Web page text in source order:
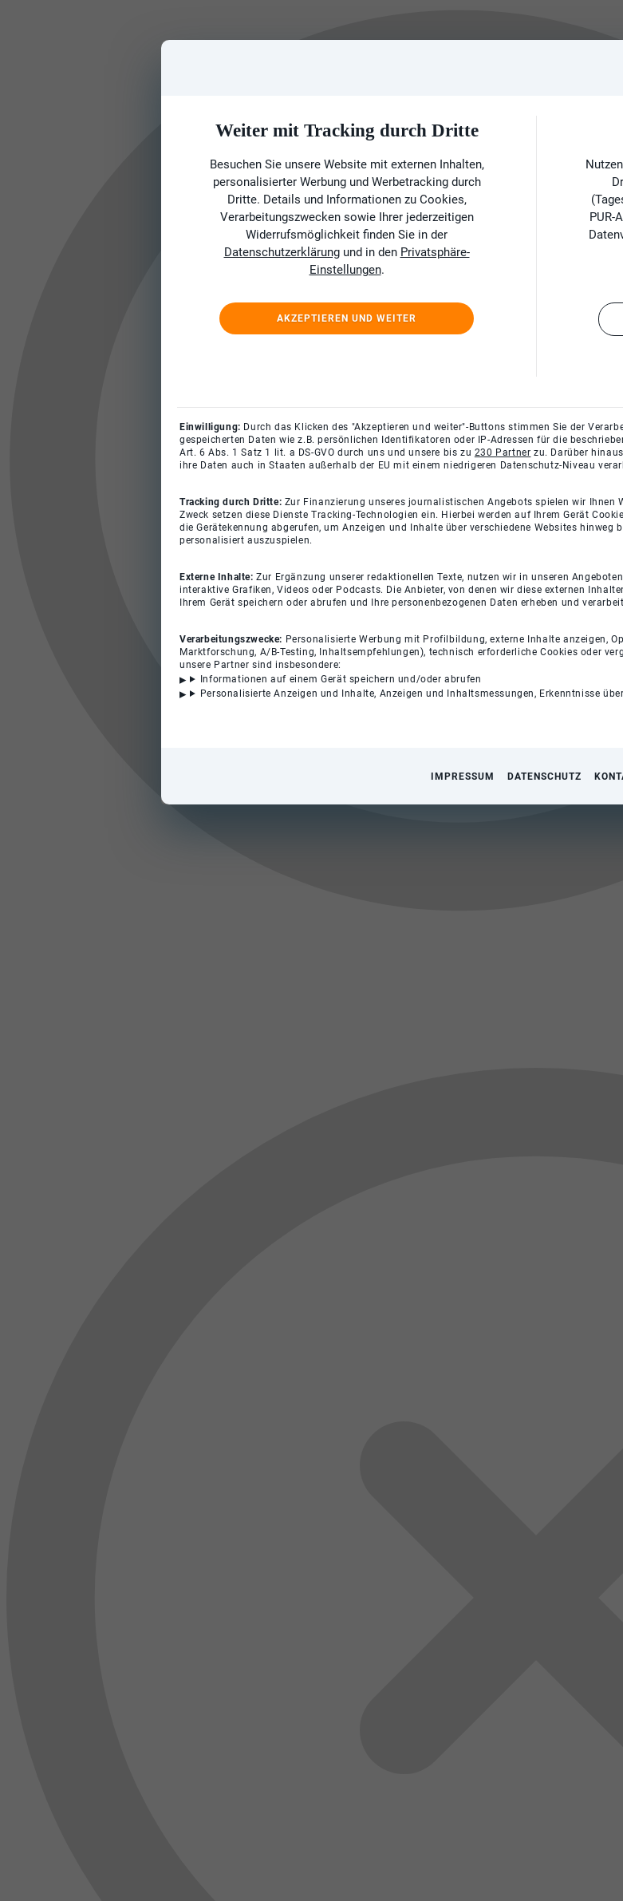
Weiter mit Tracking durch Dritte
Besuchen Sie unsere Website mit externen Inhalten,
personalisierter Werbung und Werbetracking durch
Dritte. Details und Informationen zu Cookies,
Verarbeitungszwecken sowie Ihrer jederzeitigen
Widerrufsmöglichkeit finden Sie in der
Datenschutzerklärungund in den Privatsphäre-
Einstellungen.
AKZEPTIEREN UND WEITER
PUR-
Einwilligung: Durch das Klicken des "Akzeptieren und weiter"-Buttons stimmen Sie der
gespeicherten Daten wie z.B. persönlichen Identifikatoren oder IP-Adressen für die
Art. 6 Abs. 1 Satz 1 lit. a DS-GVO durch uns und unsere bis zu 230 Partner zu. Darüber
ihre Daten auch in Staaten außerhalb der EU mit einem niedrigeren Datenschutz-Niveau
Tracking durch Dritte: Zur Finanzierung unseres journalistischen Angebots spielen wir Ihnen
Zweck setzen diese Dienste Tracking-Technologien ein. Hierbei werden auf Ihrem Gerät
die Gerätekennung abgerufen, um Anzeigen und Inhalte über verschiedene Websites
personalisiert auszuspielen.
Externe Inhalte:Zur Ergänzung unserer redaktionellen Texte, nutzen wir in unseren
interaktive Grafiken, Videos oder Podcasts. Die Anbieter, von denen wir diese externen
Ihrem Gerät speichern oder abrufen und Ihre personenbezogenen Daten erheben und
Verarbeitungszwecke: Personalisierte Werbung mit Profilbildung, externe Inhalte anzeigen,
Marktforschung, A/B-Testing, Inhaltsempfehlungen), technisch erforderliche Cookies oder
unsere Partner sind insbesondere:
Informationen auf einem Gerät speichern und/oder abrufen
Personalisierte Anzeigen und Inhalte, Anzeigen und Inhaltsmessungen, Erkenntnisse
IMPRESSUM DATENSCHUTZ